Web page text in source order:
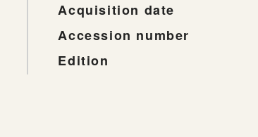
Acquisition date
Accession number
Edition